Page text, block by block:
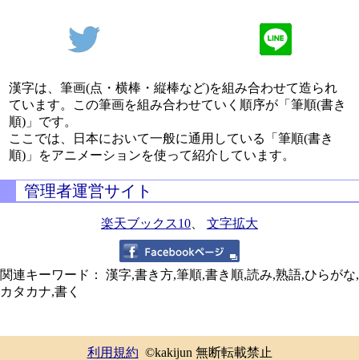
漢字は、筆画(点・横棒・縦棒など)を組み合わせて造られ
ています。この筆画を組み合わせていく順序が「筆順(書き
順)」です。
ここでは、日本において一般に通用している「筆順(書き
順)」をアニメーションを使って紹介しています。
管理者運営サイト
楽天ブックス10 文字拡大
関連キーワード： 漢字,書き方,筆順,書き順,読み,熟語,ひらがな,
カタカナ,書く
利用規約 ©kakijun 無断転載禁止